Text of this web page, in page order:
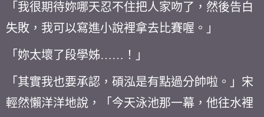
「我很期待妳哪天忍不住把人家吻了，然後告白
失敗，我可以寫進小說裡拿去比賽喔。」
「妳太壞了段學姊……！」
「其實我也要承認，碩泓是有點過分帥啦。」宋
輕然懶洋洋地說，「今天泳池那一幕，他往水裡